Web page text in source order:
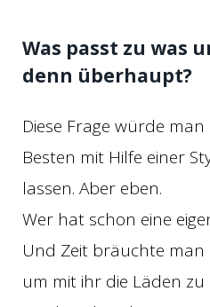
Was passt zu was
denn überhaupt?
Diese Frage würde
Besten mit Hilfe einer
lassen. Aber eben.
Wer hat schon eine
Und Zeit bräuchte
um mit ihr die Läden